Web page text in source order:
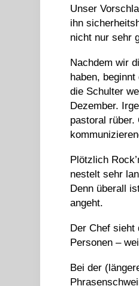
Unser
ihn
nicht nur sehr
Nachdem wir
haben,
die Schulter
Dezember.
pastoral rüber.
Plötzlich
nestelt sehr
Denn überall
angeht.
Der Chef sieht
Personen –
Bei der